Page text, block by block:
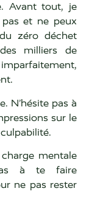
Avant tout, je
et ne peux
zéro déchet
milliers de
N’hésite pas à
sur le
mentale
à te faire
ne pas rester